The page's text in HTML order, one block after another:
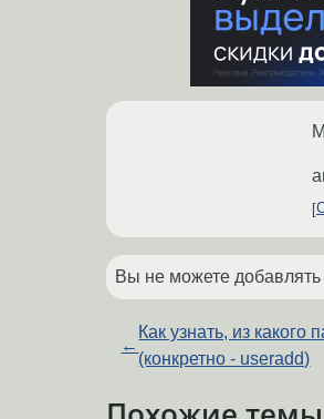
Вы не можете
←
Как узнать, из какого
(конкретно - useradd)